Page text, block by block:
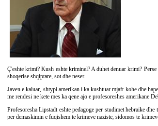
Ç'eshte krimi? Kush eshte kriminel? A duhet denuar krimi?
shoqerise shqiptare, sot dhe neser.
Javen e kaluar, shtypi amerikan i ka kushtuar mjaft kohe dhe
me rendesi ne kete mes ka qene ajo e profesoreshes amerikane
Profesoresha Lipstadt eshte pedagoge per studimet hebraike
per demaskimin e fuqishem te krimeve naziste, sidomos te